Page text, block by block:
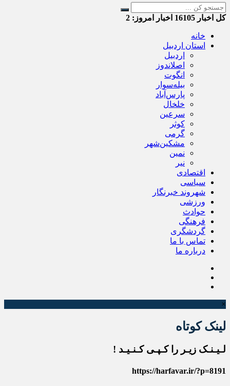
کل اخبار اخبار امروز: 2
خانه
استان اردبیل
اردبیل
اصلاندوز
انگوت
بیله‌سوار
پارس‌آباد
خلخال
سرعین
کوثر
گرمی
مشکین‌شهر
نمین
نیر
اقتصادی
سیاسی
شهروند خبرنگار
ورزشی
حوادث
فرهنگی
گردشگری
تماس با ما
درباره ما
×
لینک کوتاه
لـیـنـک زیـر را کـپـی کـنـیـد !
https://harfavar.ir/?p=8191